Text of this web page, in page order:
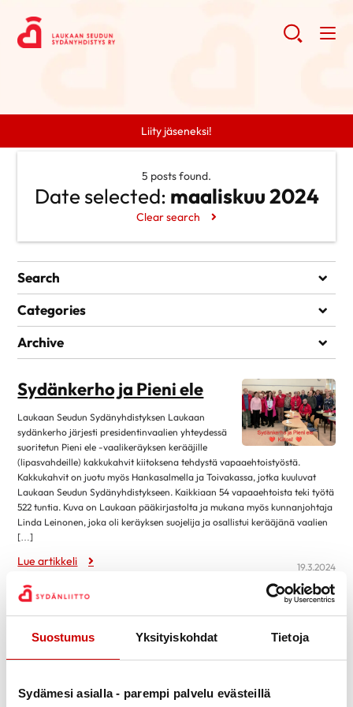
Suostumus Yksityiskohdat Tietoja
Sydämesi asialla - parempi palvelu evästeillä
Liity jäseneksi!
5 posts found.
Date selected: maaliskuu 2024
Clear search
Search
Categories
Ei kategorioita
Archive
joulukuu 2025 1
elokuu 2025 1
toukokuu 2025 1
huhtikuu 2025
maaliskuu 2025 1
helmikuu 2025 1
tammikuu 2025
joulukuu 2024 1
syyskuu 2024 2
heinäkuu 2024 1
kesäkuu 2024
toukokuu 2024 2
maaliskuu 2024
Sydänkerho ja Pieni ele
Laukaan Seudun Sydänyhdistyksen Laukaan
sydänkerho järjesti presidentinvaalien yhteydessä
suoritetun Pieni ele -vaalikeräyksen kerääjille
(lipasvahdeille) kakkukahvit kiitoksena tehdystä vapaaehtoistyöstä.
Kakkukahvit on juotu myös Hankasalmella ja Toivakassa, jotka kuuluvat
Laukaan Seudun Sydänyhdistykseen. Kaikkiaan 54 vapaaehtoista teki työtä
522 tuntia. Kuva on Laukaan pääkirjastolta ja mukana myös kunnanjohtaja
Linda Leinonen, joka oli keräyksen suojelija ja osallistui kerääjänä vaalien
[…]
Lue artikkeli 19.3.2024
Sydänpilkin tulokset
tulokset grammoina: Miehet Taisto Kuniala 2117
Pentti Kettunen 1062 Antti Hintikka 461 Matti
Ahonen 25 Naiset Eija Manninen 420 Suurimman kalan pilkki
Matti Timonen, ahven 84 g Kuvassa takana seisomassa Taisto Kuniala,